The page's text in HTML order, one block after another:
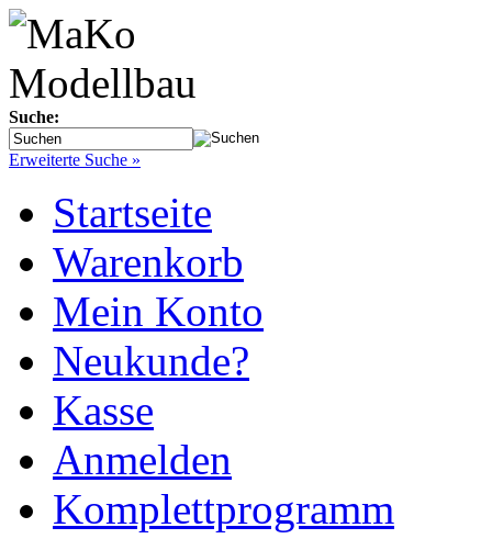
Suche:
Erweiterte Suche »
Startseite
Warenkorb
Mein Konto
Neukunde?
Kasse
Anmelden
Komplettprogramm